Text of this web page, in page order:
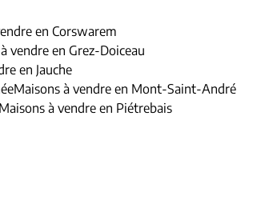
en Corswarem
vendre en Grez-Doiceau
en Jauche
Maisons à vendre en Mont-Saint-André
Maisons à vendre en Piétrebais